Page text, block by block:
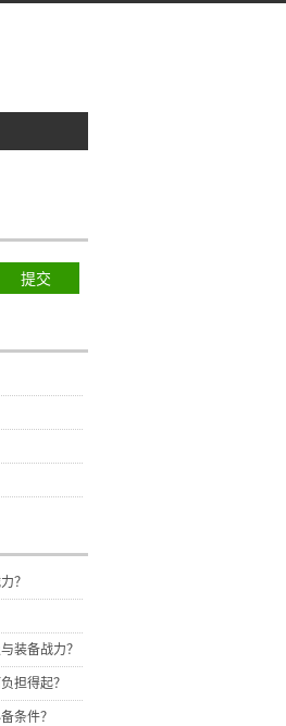
？
装备战力？
担得起？
条件？